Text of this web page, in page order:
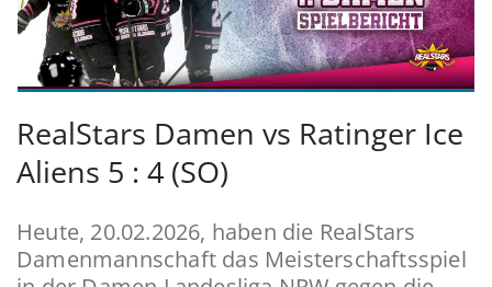
RealStars Damen vs Ratinger Ice
Aliens 5 : 4 (SO)
Heute, 20.02.2026, haben die RealStars
Damenmannschaft das Meisterschaftsspiel